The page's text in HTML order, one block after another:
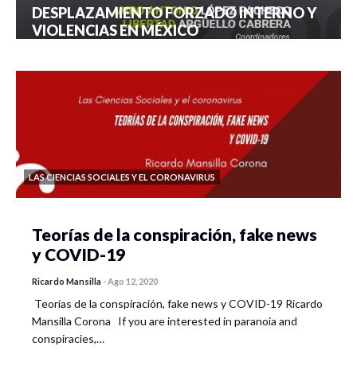
DESPLAZAMIENTO FORZADO INTERNO Y
VIOLENCIAS EN MÉXICO
LAS CIENCIAS SOCIALES Y EL CORONAVIRUS
Teorías de la conspiración, fake news
y COVID-19
Ricardo Mansilla -Ago 12, 2020
Teorías de la conspiración, fake news y COVID-19 Ricardo
Mansilla Corona If you are interested in paranoia and
conspiracies,…